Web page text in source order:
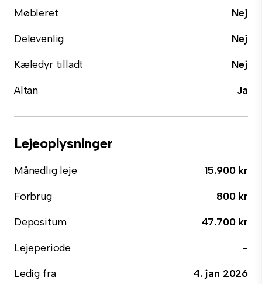
Møbleret
Nej
Delevenlig
Nej
Kæledyr tilladt
Nej
Altan
Ja
Lejeoplysninger
Månedlig leje
15.900 kr
Forbrug
800 kr
Depositum
47.700 kr
Lejeperiode
-
Ledig fra
4. jan 2026